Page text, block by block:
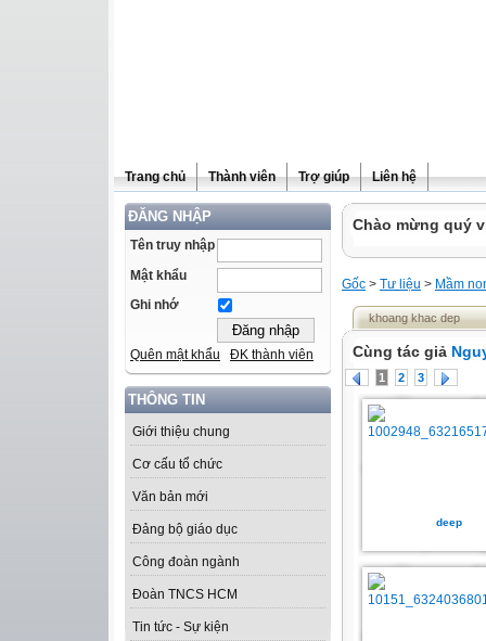
Trang chủ Thành viên Trợ giúp Liên hệ
ĐĂNG NHẬP
Tên truy nhập
Mật khẩu
Ghi nhớ
Quên mật khẩu ĐK thành viên
THÔNG TIN
Giới thiệu chung
Cơ cấu tổ chức
Văn bản mới
Đảng bộ giáo dục
Công đoàn ngành
Đoàn TNCS HCM
Tin tức - Sự kiện
Chào mừng quý
Gốc > Tư liệu > Mầm
khoang khac dep
Cùng tác giả
1 2 3
deep